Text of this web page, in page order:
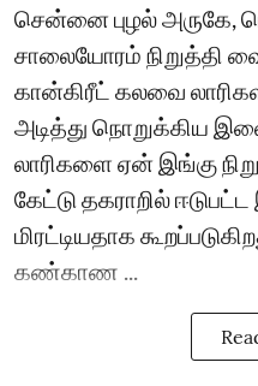
சென்னை புழல் அருகே,
சாலையோரம் நிறுத்தி
கான்கிரீட் கலவை
அடித்து நொறுக்கிய
லாரிகளை ஏன் இங்கு
கேட்டு தகராறில்
மிரட்டியதாக
கண்காண ...